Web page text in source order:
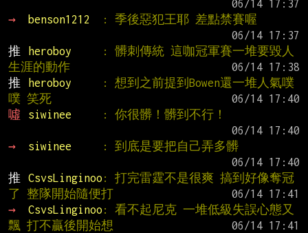
→
benson1212
: 季後惡犯王耶 差點禁賽喔
推
heroboy
: 髒刺傳統 這咖冠軍賽一堆要毀人
生涯的動作
推
heroboy
: 想到之前提到Bowen還一堆人氣噗
噗 笑死
噓
siwinee
: 你很髒！髒到不行！
→
siwinee
: 到底是要把自己弄多髒
推
CsvsLinginoo : 打完雷霆不是很爽 搞到好像奪冠
了 整隊開始隨便打
→
CsvsLinginoo : 看不起尼克 一堆低級失誤心態又
飄 打不贏後開始想